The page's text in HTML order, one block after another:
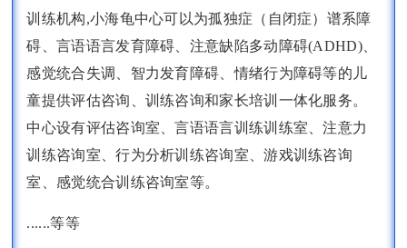
训练机构,小海龟中心可以为孤独症（自闭症）谱系障
碍、言语语言发育障碍、注意缺陷多动障碍(ADHD)、
感觉统合失调、智力发育障碍、情绪行为障碍等的儿
童提供评估咨询、训练咨询和家长培训一体化服务。
中心设有评估咨询室、言语语言训练训练室、注意力
训练咨询室、行为分析训练咨询室、游戏训练咨询
室、感觉统合训练咨询室等。
......等等